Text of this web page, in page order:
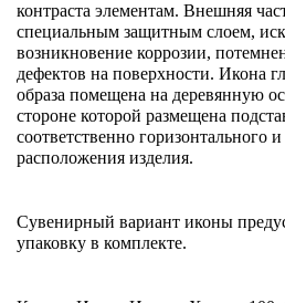
контраста элементам. Внешняя
специальным защитным слоем,
возникновение коррозии,
дефектов на поверхности. Икона
образа помещена на деревянную
стороне которой размещена
соответственно горизонтального
расположения изделия.
Сувенирный вариант иконы
упаковку в комплекте.